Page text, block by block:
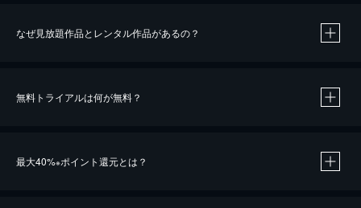
なぜ見放題作品とレンタル作品があるの？
無料トライアルは何が無料？
最大40%※ポイント還元とは？